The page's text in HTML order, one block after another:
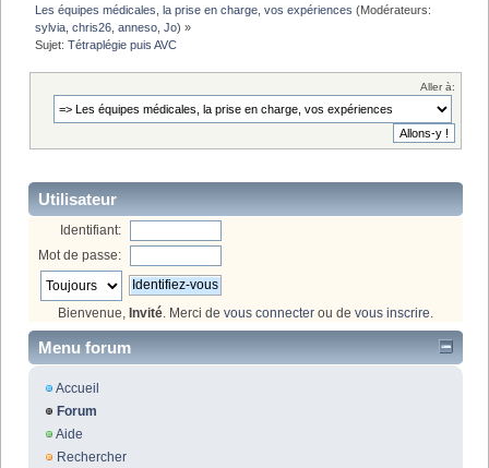
Les équipes médicales, la prise en charge, vos expériences (Modérateurs:
sylvia ,chris26 ,anneso ,Jo) »
Sujet:Tétraplégie puis AVC
Aller à:
Utilisateur
Identifiant:
Mot de passe:
Bienvenue, Invité . Merci de vous connecter ou de vous inscrire
Menu forum
Accueil
Forum
Aide
Rechercher